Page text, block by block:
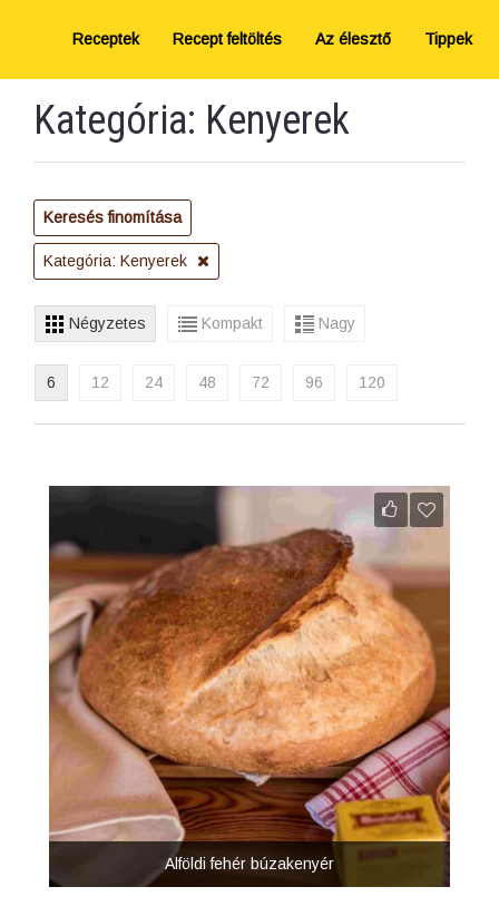
Receptek Recept feltöltés Az élesztő Tippek
Kategória: Kenyerek
Keresés finomítása
Kategória: Kenyerek
Négyzetes Kompakt Nagy
6 12 24 48 72 96 120
Alföldi fehér búzakenyér